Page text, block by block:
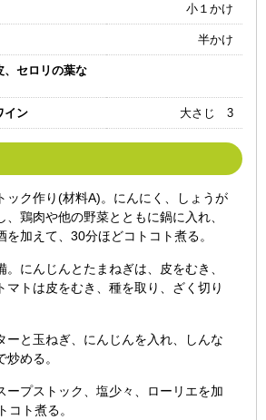
小１かけ
半かけ
、セロリの葉な
イン 大さじ 3
ック作り(材料A)。にんにく、しょうが
、鶏肉や他の野菜とともに鍋に入れ、
を加えて、30分ほどコトコト煮る。
。にんじんとたまねぎは、皮をむき、
マトは皮をむき、種を取り、ざく切り
ーと玉ねぎ、にんじんを入れ、しんな
炒める。
ープストック、塩少々、ローリエを加
コト煮る。